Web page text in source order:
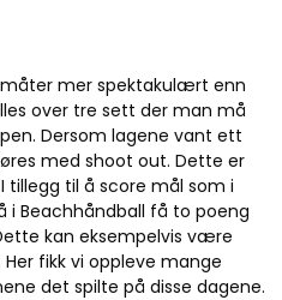
mer spektakulært enn
over tre sett der man må
Dersom lagene vant ett
med shoot out. Dette er
til å score mål som i
i Beachhåndball få to poeng
kan eksempelvis være
fikk vi oppleve mange
det spilte på disse dagene.